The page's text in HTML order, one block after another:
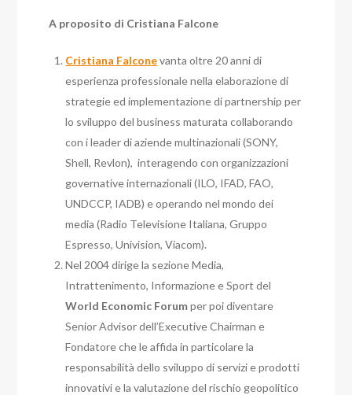
A proposito di Cristiana Falcone
Cristiana Falconevanta oltre 20 anni di
esperienza professionale nella elaborazione di
strategie ed implementazione di partnership per
lo sviluppo del business maturata collaborando
con i leader di aziende multinazionali (SONY,
Shell, Revlon), interagendo con organizzazioni
governative internazionali (ILO, IFAD, FAO,
UNDCCP, IADB) e operando nel mondo dei
media (Radio Televisione Italiana, Gruppo
Espresso, Univision, Viacom).
Nel 2004 dirige la sezione Media,
Intrattenimento, Informazione e Sport del
World Economic Forumper poi diventare
Senior Advisor dell’Executive Chairman e
Fondatore che le affida in particolare la
responsabilità dello sviluppo di servizi e prodotti
innovativi e la valutazione del rischio geopolitico